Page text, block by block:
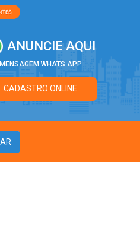
ANUNCIE AQUI
MENSAGEM WHATS APP
CADASTRO ONLINE